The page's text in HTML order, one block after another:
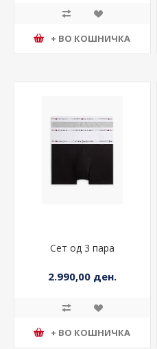
+ ВО КОШНИЧКА
Сет од 3 пара
2.990,00 ден.
+ ВО КОШНИЧКА